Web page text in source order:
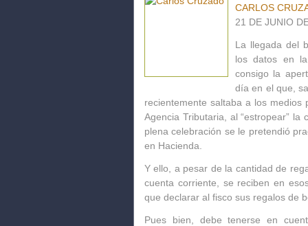
CARLOS
21 DE JUNIO
La llegada del
los datos en
consigo la
día en el que,
recientemente saltaba a los
Agencia Tributaria, al “estropear”
plena celebración se le pretendió
en Hacienda.
Y ello, a pesar de la cantidad de
cuenta corriente, se reciben en
que declarar al fisco sus regalos de
Pues bien, debe tenerse en